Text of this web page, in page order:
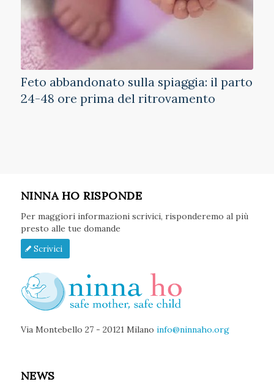
Feto abbandonato sulla spiaggia: il parto
24-48 ore prima del ritrovamento
NINNA HO RISPONDE
Per maggiori informazioni scrivici, risponderemo al più
presto alle tue domande
Scrivici
Via Montebello 27 - 20121 Milano info@ninnaho.org
NEWS